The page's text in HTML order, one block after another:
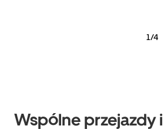
1/4
Wspólne przejazdy